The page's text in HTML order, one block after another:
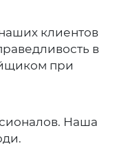
клиентов
в
при
Наша